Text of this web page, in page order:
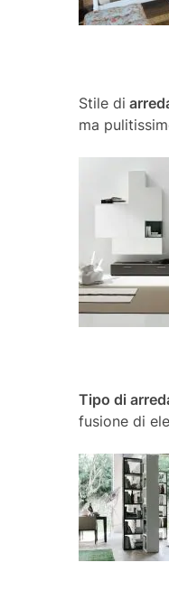
Stile di
ma
Tipo di
fusione di